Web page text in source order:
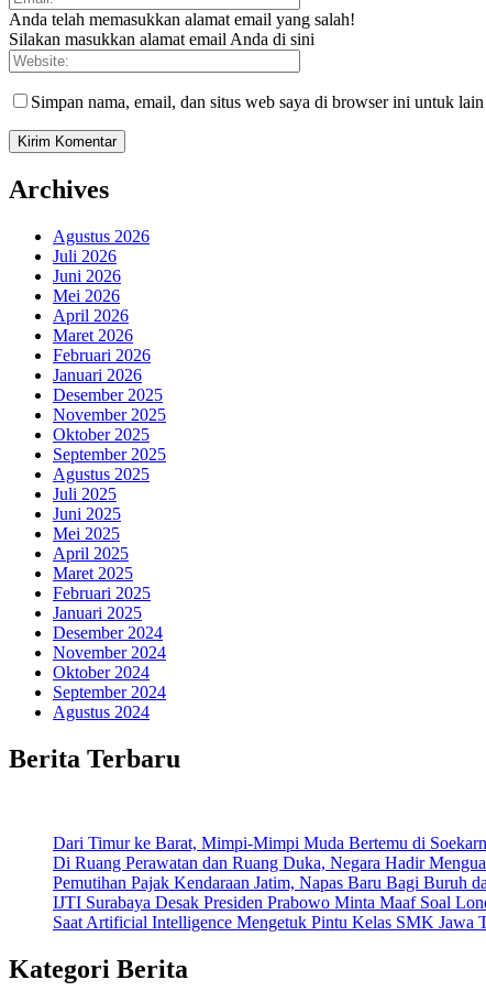
Anda telah memasukkan alamat email yang salah!
Silakan masukkan alamat email Anda di sini
Simpan nama, email, dan situs web saya di browser ini untuk
Archives
Agustus 2026
Juli 2026
Juni 2026
Mei 2026
April 2026
Maret 2026
Februari 2026
Januari 2026
Desember 2025
November 2025
Oktober 2025
September 2025
Agustus 2025
Juli 2025
Juni 2025
Mei 2025
April 2025
Maret 2025
Februari 2025
Januari 2025
Desember 2024
November 2024
Oktober 2024
September 2024
Agustus 2024
Berita Terbaru
Dari Timur ke Barat, Mimpi-Mimpi Muda Bertemu di
Di Ruang Perawatan dan Ruang Duka, Negara Hadir
Pemutihan Pajak Kendaraan Jatim, Napas Baru Bagi Buruh
IJTI Surabaya Desak Presiden Prabowo Minta Maaf Soal
Saat Artificial Intelligence Mengetuk Pintu Kelas SMK Jawa
Kategori Berita